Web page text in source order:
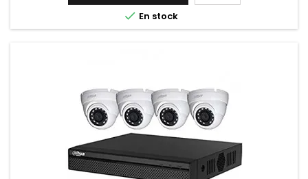
 En stock